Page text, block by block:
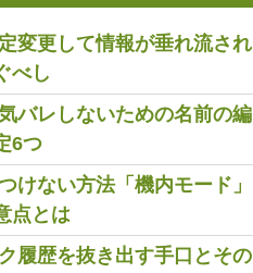
変更して情報が垂れ流され
べし
バレしないための名前の編
6つ
けない方法「機内モード」
点とは
履歴を抜き出す手口とその